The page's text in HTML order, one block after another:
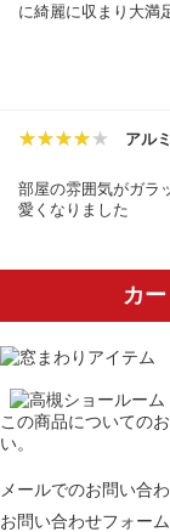
に綺麗に収まり大満
アル
部屋の雰囲気がガ
愛くなりました
カ
この商品についての
い。
メールでのお問い合
お問い合わせフォー